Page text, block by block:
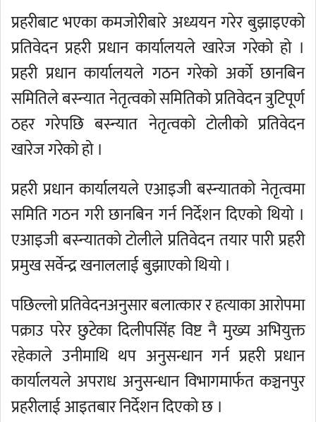
प्रहरीबाट भएका कमजोरीबारे अध्ययन गरेर बुझाइएको
प्रतिवेदन प्रहरी प्रधान कार्यालयले खारेज गरेको हो ।
प्रहरी प्रधान कार्यालयले गठन गरेको अर्को छानबिन
समितिले बस्न्यात नेतृत्वको समितिको प्रतिवेदन त्रुटिपूर्ण
ठहर गरेपछि बस्न्यात नेतृत्वको टोलीको प्रतिवेदन
खारेज गरेको हो ।
प्रहरी प्रधान कार्यालयले एआइजी बस्न्यातको नेतृत्वमा
समिति गठन गरी छानबिन गर्न निर्देशन दिएको थियो ।
एआइजी बस्न्यातको टोलीले प्रतिवेदन तयार पारी प्रहरी
प्रमुख सर्वेन्द्र खनाललाई बुझाएको थियो ।
पछिल्लो प्रतिवेदनअनुसार बलात्कार र हत्याका आरोपमा
पक्राउ परेर छुटेका दिलीपसिंह विष्ट नै मुख्य अभियुक्त
रहेकाले उनीमाथि थप अनुसन्धान गर्न प्रहरी प्रधान
कार्यालयले अपराध अनुसन्धान विभागमार्फत कञ्चनपुर
प्रहरीलाई आइतबार निर्देशन दिएको छ ।